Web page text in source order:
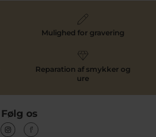
Mulighed for gravering
Reparation af smykker og
ure
Følg os